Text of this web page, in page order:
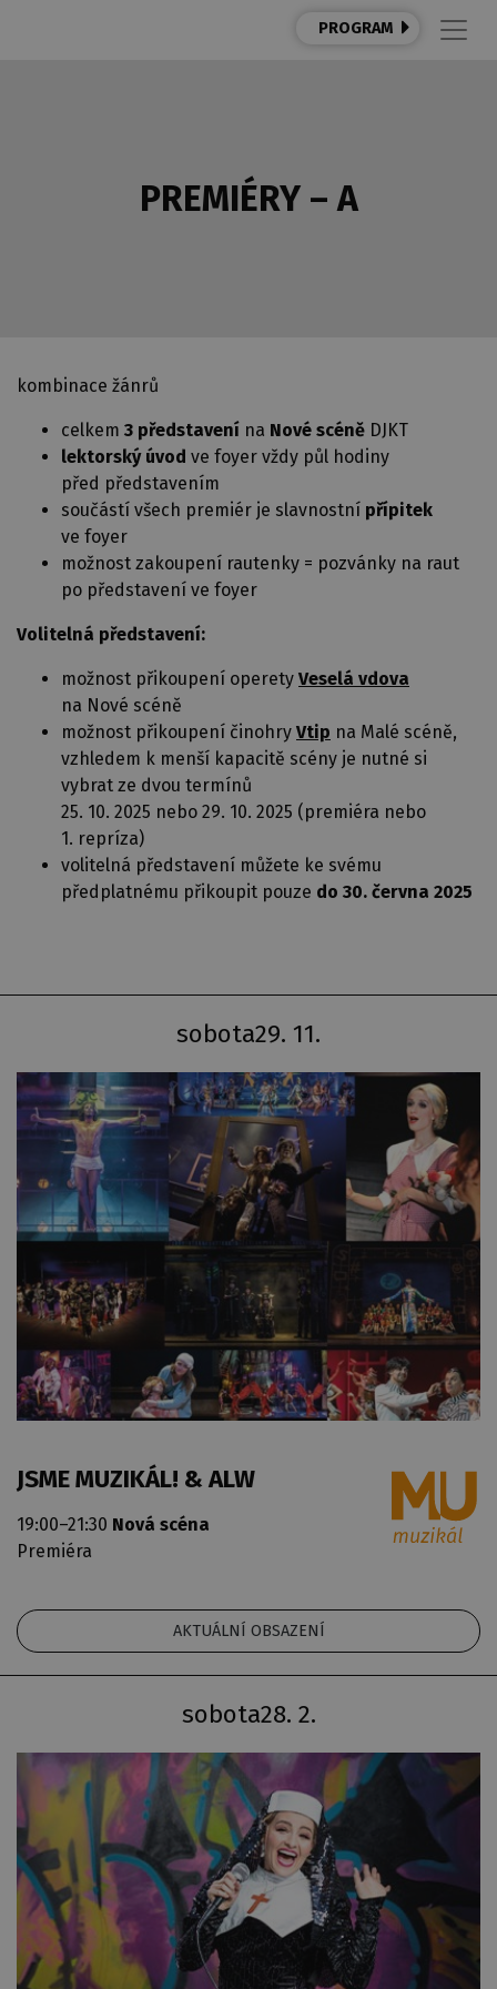
PROGRAM
PREMIÉRY – A
kombinace žánrů
celkem 3 představení na Nové scéně DJKT
lektorský úvod ve foyer vždy půl hodiny
před představením
součástí všech premiér je slavnostní přípitek
ve foyer
možnost zakoupení rautenky = pozvánky na raut
po představení ve foyer
Volitelná představení:
možnost přikoupení operety Veselá vdova
na Nové scéně
možnost přikoupení činohry Vtip na Malé scéně,
vzhledem k menší kapacitě scény je nutné si
vybrat ze dvou termínů
25. 10. 2025 nebo 29. 10. 2025 (premiéra nebo
1. repríza)
volitelná představení můžete ke svému
předplatnému přikoupit pouze do 30. června 2025
29. 11.
sobota
JSME MUZIKÁL! & ALW
19:00–21:30 Nová scéna
Premiéra
AKTUÁLNÍ OBSAZENÍ
28. 2.
sobota